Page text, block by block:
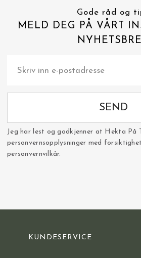
Gode råd og
MELD DEG PÅ VÅRT
SEND
Jeg har lest og godkjenner at Hekta På
personvernsopplysninger med
personvernvilkår.
KUNDESERVICE